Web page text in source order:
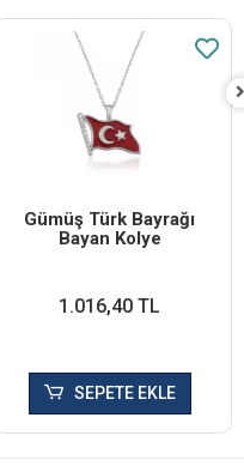
Gümüş Türk Bayrağı
Bayan Kolye
1.016,40 TL
SEPETE EKLE